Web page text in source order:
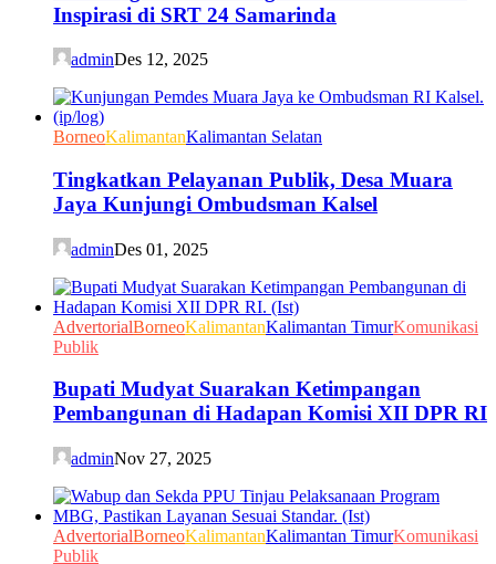
Inspirasi di SRT 24 Samarinda
adminDes 12, 2025
BorneoKalimantanKalimantan Selatan
Tingkatkan Pelayanan Publik, Desa Muara
Jaya Kunjungi Ombudsman Kalsel
adminDes 01, 2025
AdvertorialBorneoKalimantanKalimantan TimurKomunikasi
Publik
Bupati Mudyat Suarakan Ketimpangan
Pembangunan di Hadapan Komisi XII DPR RI
adminNov 27, 2025
AdvertorialBorneoKalimantanKalimantan TimurKomunikasi
Publik